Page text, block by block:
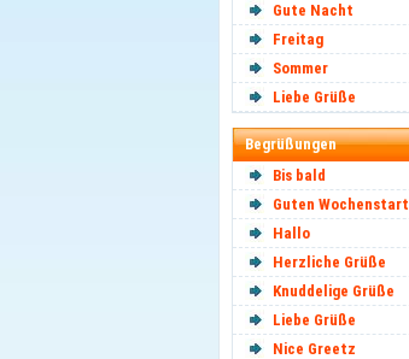
Gute Nacht
Freitag
Sommer
Liebe Grüße
Begrüßungen
Bis bald
Guten Wochenstart
Hallo
Herzliche Grüße
Knuddelige Grüße
Liebe Grüße
Nice Greetz